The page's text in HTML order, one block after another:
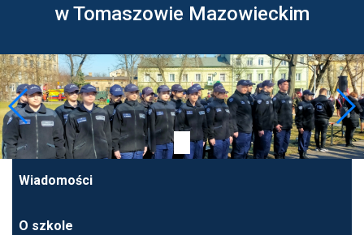
w Tomaszowie Mazowieckim
Wiadomości
O szkole